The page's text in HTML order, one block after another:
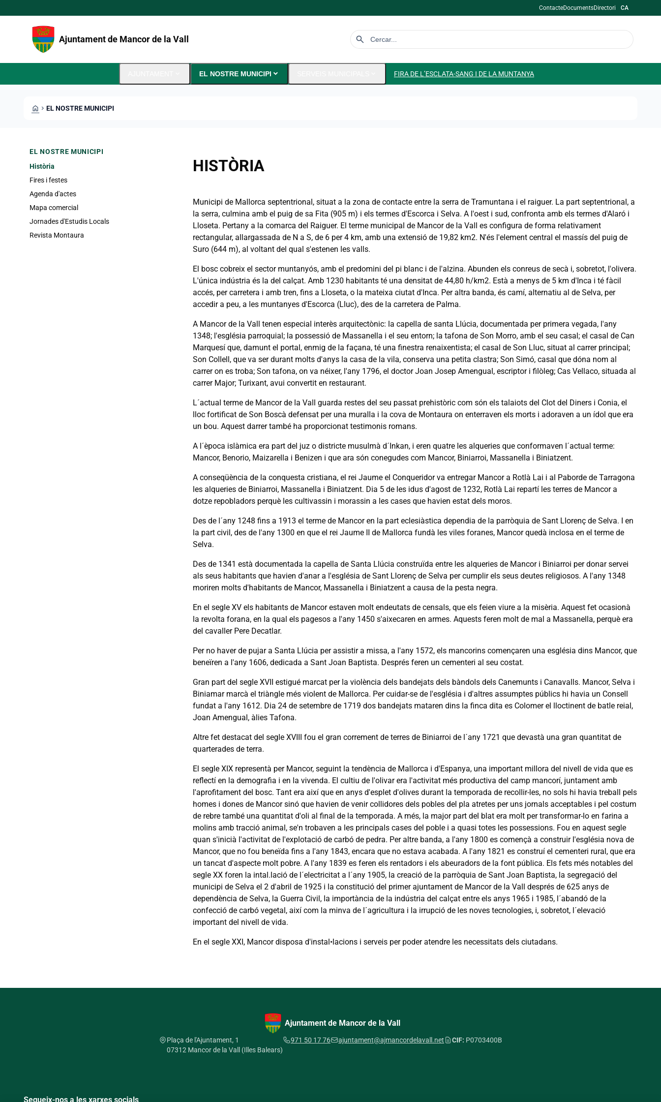
ContacteDocumentsDirectori CA
Ajuntament de Mancor de la Vall search
EL NOSTRE MUNICIPI expand_more FIRA DE L’ESCLATA-SANG I DE LA MUNTANYA
HOME CHEVRON_RIGHT EL NOSTRE MUNICIPI
EL NOSTRE MUNICIPI
Història
Fires i festes
Agenda d'actes
Mapa comercial
Jornades d'Estudis Locals
Revista Montaura
HISTÒRIA
Municipi de Mallorca septentrional, situat a la zona de contacte entre la serra de Tramuntana i el raiguer. La part septentrional, a
la serra, culmina amb el puig de sa Fita (905 m) i els termes d'Escorca i Selva. A l'oest i sud, confronta amb els termes d'Alaró i
Lloseta. Pertany a la comarca del Raiguer. El terme municipal de Mancor de la Vall es configura de forma relativament
rectangular, allargassada de N a S, de 6 per 4 km, amb una extensió de 19,82 km2. N'és l'element central el massís del puig de
Suro (644 m), al voltant del qual s'estenen les valls.
El bosc cobreix el sector muntanyós, amb el predomini del pi blanc i de l'alzina. Abunden els conreus de secà i, sobretot, l'olivera.
L'única indústria és la del calçat. Amb 1230 habitants té una densitat de 44,80 h/km2. Està a menys de 5 km d'Inca i té fàcil
accés, per carretera i amb tren, fins a Lloseta, o la mateixa ciutat d'Inca. Per altra banda, és camí, alternatiu al de Selva, per
accedir a peu, a les muntanyes d'Escorca (Lluc), des de la carretera de Palma.
A Mancor de la Vall tenen especial interès arquitectònic: la capella de santa Llúcia, documentada per primera vegada, l'any
1348; l'església parroquial; la possessió de Massanella i el seu entorn; la tafona de Son Morro, amb el seu casal; el casal de Can
Marquesí que, damunt el portal, enmig de la façana, té una finestra renaixentista; el casal de Son Lluc, situat al carrer principal;
Son Collell, que va ser durant molts d'anys la casa de la vila, conserva una petita clastra; Son Simó, casal que dóna nom al
carrer on es troba; Son tafona, on va néixer, l'any 1796, el doctor Joan Josep Amengual, escriptor i filòleg; Cas Vellaco, situada al
carrer Major; Turixant, avui convertit en restaurant.
L´actual terme de Mancor de la Vall guarda restes del seu passat prehistòric com són els talaiots del Clot del Diners i Conia, el
lloc fortificat de Son Boscà defensat per una muralla i la cova de Montaura on enterraven els morts i adoraven a un ídol que era
un bou. Aquest darrer també ha proporcionat testimonis romans.
A l´època islàmica era part del juz o districte musulmà d´Inkan, i eren quatre les alqueries que conformaven l´actual terme:
Mancor, Benorio, Maizarella i Benizen i que ara són conegudes com Mancor, Biniarroi, Massanella i Biniatzent.
A conseqüència de la conquesta cristiana, el rei Jaume el Conqueridor va entregar Mancor a Rotlà Lai i al Paborde de Tarragona
les alqueries de Biniarroi, Massanella i Biniatzent. Dia 5 de les idus d'agost de 1232, Rotlà Lai repartí les terres de Mancor a
dotze repobladors perquè les cultivassin i morassin a les cases que havien estat dels moros.
Des de l´any 1248 fins a 1913 el terme de Mancor en la part eclesiàstica dependia de la parròquia de Sant Llorenç de Selva. I en
la part civil, des de l'any 1300 en que el rei Jaume II de Mallorca fundà les viles foranes, Mancor quedà inclosa en el terme de
Selva.
Des de 1341 està documentada la capella de Santa Llúcia construïda entre les alqueries de Mancor i Biniarroi per donar servei
als seus habitants que havien d'anar a l'església de Sant Llorenç de Selva per cumplir els seus deutes religiosos. A l'any 1348
moriren molts d'habitants de Mancor, Massanella i Biniatzent a causa de la pesta negra.
En el segle XV els habitants de Mancor estaven molt endeutats de censals, que els feien viure a la misèria. Aquest fet ocasionà
la revolta forana, en la qual els pagesos a l'any 1450 s'aixecaren en armes. Aquests feren molt de mal a Massanella, perquè era
del cavaller Pere Decatlar.
Per no haver de pujar a Santa Llúcia per assistir a missa, a l'any 1572, els mancorins començaren una església dins Mancor, que
beneïren a l'any 1606, dedicada a Sant Joan Baptista. Després feren un cementeri al seu costat.
Gran part del segle XVII estigué marcat per la violència dels bandejats dels bàndols dels Canemunts i Canavalls. Mancor, Selva i
Biniamar marcà el triàngle més violent de Mallorca. Per cuidar-se de l'església i d'altres assumptes públics hi havia un Consell
fundat a l'any 1612. Dia 24 de setembre de 1719 dos bandejats mataren dins la finca dita es Colomer el lloctinent de batle reial,
Joan Amengual, àlies Tafona.
Altre fet destacat del segle XVIII fou el gran correment de terres de Biniarroi de l´any 1721 que devastà una gran quantitat de
quarterades de terra.
El segle XIX representà per Mancor, seguint la tendència de Mallorca i d'Espanya, una important millora del nivell de vida que es
reflectí en la demografia i en la vivenda. El cultiu de l'olivar era l'activitat més productiva del camp mancorí, juntament amb
l'aprofitament del bosc. Tant era així que en anys d'esplet d'olives durant la temporada de recollir-les, no sols hi havia treball pels
homes i dones de Mancor sinó que havien de venir collidores dels pobles del pla atretes per uns jornals acceptables i pel costum
de rebre també una quantitat d'oli al final de la temporada. A més, la major part del blat era molt per transformar-lo en farina a
molins amb tracció animal, se'n trobaven a les principals cases del poble i a quasi totes les possessions. Fou en aquest segle
quan s'inicià l'activitat de l'explotació de carbó de pedra. Per altre banda, a l'any 1800 es començà a construir l'església nova de
Mancor, que no fou beneïda fins a l'any 1843, encara que no estava acabada. A l'any 1821 es construí el cementeri rural, que era
un tancat d'aspecte molt pobre. A l'any 1839 es feren els rentadors i els abeuradors de la font pública. Els fets més notables del
segle XX foren la intal.lació de l´electricitat a l´any 1905, la creació de la parròquia de Sant Joan Baptista, la segregació del
municipi de Selva el 2 d'abril de 1925 i la constitució del primer ajuntament de Mancor de la Vall després de 625 anys de
dependència de Selva, la Guerra Civil, la importància de la indústria del calçat entre els anys 1965 i 1985, l´abandó de la
confecció de carbó vegetal, així com la minva de l´agricultura i la irrupció de les noves tecnologies, i, sobretot, l´elevació
important del nivell de vida.
En el segle XXI, Mancor disposa d'instal•lacions i serveis per poder atendre les necessitats dels ciutadans.
Ajuntament de Mancor de la Vall
Plaça de l'Ajuntament, 1
07312 Mancor de la Vall (Illes Balears)
971 50 17 76 ajuntament@ajmancordelavall.net CIF: P0703400B
Segueix-nos a les xarxes socials